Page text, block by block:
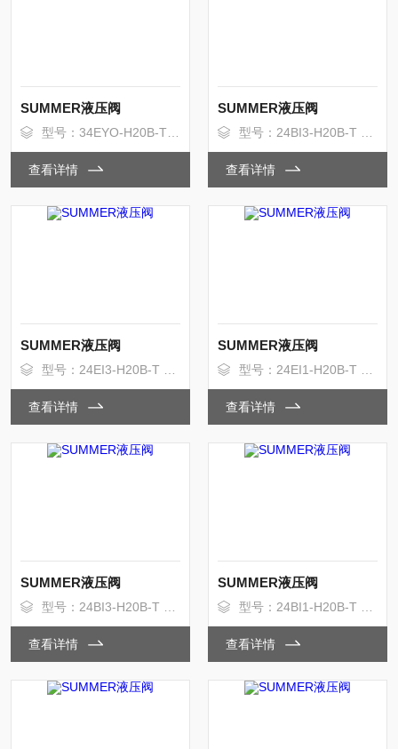
SUMMER液压阀
型号：34EYO-H20B-T 内控内回
查看详情
SUMMER液压阀
型号：24BI3-H20B-T 内控外回
查看详情
SUMMER液压阀
型号：24EI3-H20B-T 内控外回
查看详情
SUMMER液压阀
型号：24EI1-H20B-T 内控外回
查看详情
SUMMER液压阀
型号：24BI3-H20B-T 内控内回
查看详情
SUMMER液压阀
型号：24BI1-H20B-T 内控内回
查看详情